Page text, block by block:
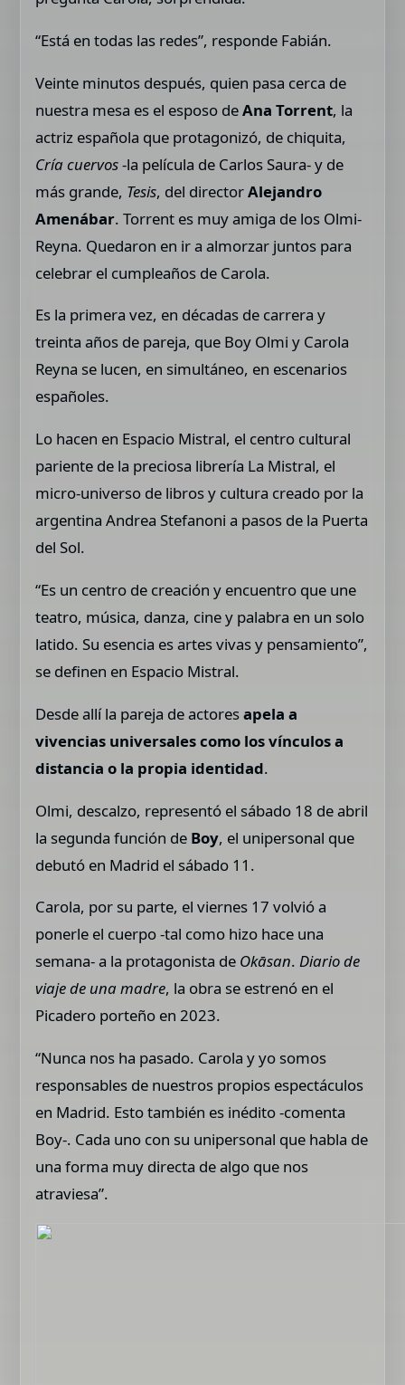
“Está en todas las redes”, responde Fabián.
Veinte minutos después, quien pasa cerca de
nuestra mesa es el esposo deAna Torrent, la
actriz española que protagonizó, de chiquita,
Cría cuervos-la película de Carlos Saura- y de
más grande, Tesis, del directorAlejandro
Amenábar. Torrent es muy amiga de los Olmi-
Reyna. Quedaron en ir a almorzar juntos para
celebrar el cumpleaños de Carola.
Es la primera vez, en décadas de carrera y
treinta años de pareja, que Boy Olmi y Carola
Reyna se lucen, en simultáneo, en escenarios
españoles.
Lo hacen en Espacio Mistral, el centro cultural
pariente de la preciosa librería La Mistral, el
micro-universo de libros y cultura creado por la
argentina Andrea Stefanoni a pasos de la Puerta
del Sol.
“Es un centro de creación y encuentro que une
teatro, música, danza, cine y palabra en un solo
latido. Su esencia es artes vivas y pensamiento”,
se definen en Espacio Mistral.
Desde allí la pareja de actoresapela a
vivencias universales como los vínculos a
distancia o la propia identidad.
Olmi, descalzo, representó el sábado 18 de abril
la segunda función de Boy, el unipersonal que
debutó en Madrid el sábado 11.
Carola, por su parte, el viernes 17 volvió a
ponerle el cuerpo -tal como hizo hace una
semana- a la protagonista de Okāsan. Diario de
viaje de una madre, la obra se estrenó en el
Picadero porteño en 2023.
“Nunca nos ha pasado. Carola y yo somos
responsables de nuestros propios espectáculos
en Madrid. Esto también es inédito -comenta
Boy-. Cada uno con su unipersonal que habla de
una forma muy directa de algo que nos
atraviesa”.